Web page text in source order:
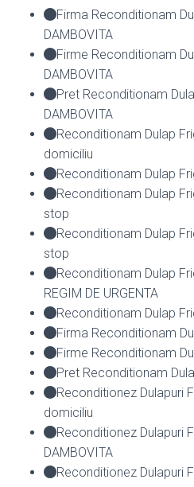
Firma Reconditionam
DAMBOVITA
Firme Reconditionam
DAMBOVITA
Pret Reconditionam
DAMBOVITA
Reconditionam Dulap
domiciliu
Reconditionam Dulap
Reconditionam Dulap
stop
Reconditionam Dulap
stop
Reconditionam Dulap
REGIM DE URGENTA
Reconditionam Dulap
Firma Reconditionam
Firme Reconditionam
Pret Reconditionam
Reconditionez Dulapuri
domiciliu
Reconditionez Dulapuri
DAMBOVITA
Reconditionez Dulapuri